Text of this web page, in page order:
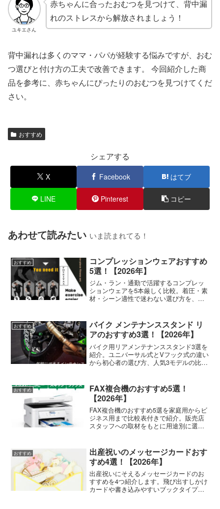
ユキエさん
赤ちゃんに合ったおむつを見つけて、背中漏
れのストレスから解放されましょう！
背中漏れは多くのママ・パパが経験する悩みですが、おむ
つ選びと付け方の工夫で改善できます。 今回紹介した商
品を参考に、赤ちゃんにぴったりのおむつを見つけてくだ
さい。
おすすめ
シェアする
X Facebook はてブ
LINE Pinterest コピー
あわせて読みたい いま読まれてる！
おすすめ
コンプレッションウェアおすすめ
5選！【2026年】
ジム・ラン・通勤で活躍するコンプレッ
ションウェアを5本厳しく比較。着圧・素
材・シーン適性で迷わない選び方を、現
おすすめ
バイク メンテナンススタンド リ
アのおすすめ3選！【2026年】
バイク用リアメンテナンススタンド3選を
紹介。ユニバーサル式とVフック式の違い
から初心者の選び方、人気3モデルの比較
おすすめ
FAX複合機のおすすめ5選！
【2026年】
FAX複合機のおすすめ5選を家庭用からビ
ジネス用まで比較表付きで紹介。販売店
スタッフへの取材をもとに用途別に選び
おすすめ
出産祝いのメッセージカードおす
すめ4選！【2026年】
出産祝いにそえるメッセージカードのお
すすめを4つ紹介します。飛び出すしかけ
カードや書き込みやすいブックタイプな